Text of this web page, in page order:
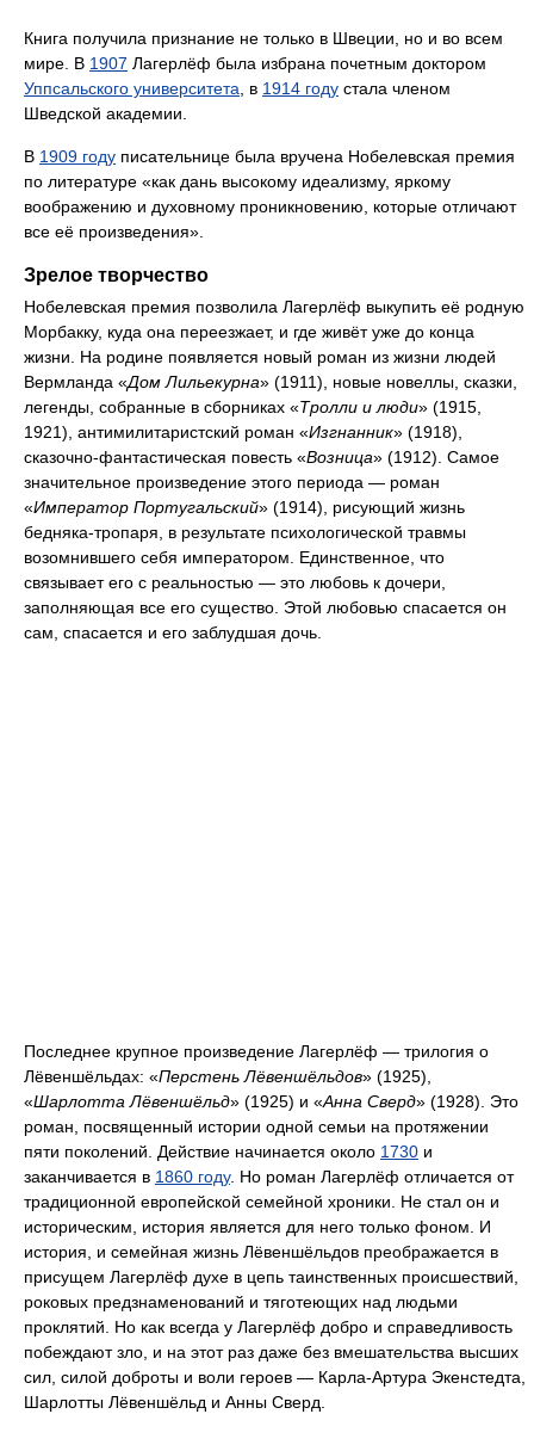
Книга получила признание не только в Швеции, но и во всем
мире. В 1907 Лагерлёф была избрана почетным доктором
Уппсальского университета, в 1914 году стала членом
Шведской академии.
В 1909 году писательнице была вручена Нобелевская премия
по литературе «как дань высокому идеализму, яркому
воображению и духовному проникновению, которые отличают
все её произведения».
Зрелое творчество
Нобелевская премия позволила Лагерлёф выкупить её родную
Морбакку, куда она переезжает, и где живёт уже до конца
жизни. На родине появляется новый роман из жизни людей
Вермланда «Дом Лильекурна» (1911), новые новеллы, сказки,
легенды, собранные в сборниках «Тролли и люди» (1915,
1921), антимилитаристский роман «Изгнанник» (1918),
сказочно-фантастическая повесть «Возница» (1912). Самое
значительное произведение этого периода — роман
«Император Португальский» (1914), рисующий жизнь
бедняка-тропаря, в результате психологической травмы
возомнившего себя императором. Единственное, что
связывает его с реальностью — это любовь к дочери,
заполняющая все его существо. Этой любовью спасается он
сам, спасается и его заблудшая дочь.
Последнее крупное произведение Лагерлёф — трилогия о
Лёвеншёльдах: «Перстень Лёвеншёльдов» (1925),
«Шарлотта Лёвеншёльд» (1925) и «Анна Сверд» (1928). Это
роман, посвященный истории одной семьи на протяжении
пяти поколений. Действие начинается около 1730 и
заканчивается в 1860 году. Но роман Лагерлёф отличается от
традиционной европейской семейной хроники. Не стал он и
историческим, история является для него только фоном. И
история, и семейная жизнь Лёвеншёльдов преображается в
присущем Лагерлёф духе в цепь таинственных происшествий,
роковых предзнаменований и тяготеющих над людьми
проклятий. Но как всегда у Лагерлёф добро и справедливость
побеждают зло, и на этот раз даже без вмешательства высших
сил, силой доброты и воли героев — Карла-Артура Экенстедта,
Шарлотты Лёвеншёльд и Анны Сверд.